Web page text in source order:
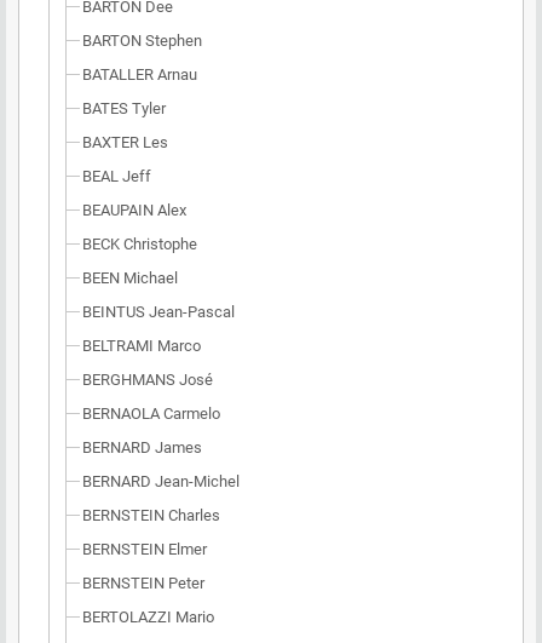
BARTON Dee
BARTON Stephen
BATALLER Arnau
BATES Tyler
BAXTER Les
BEAL Jeff
BEAUPAIN Alex
BECK Christophe
BEEN Michael
BEINTUS Jean-Pascal
BELTRAMI Marco
BERGHMANS José
BERNAOLA Carmelo
BERNARD James
BERNARD Jean-Michel
BERNSTEIN Charles
BERNSTEIN Elmer
BERNSTEIN Peter
BERTOLAZZI Mario